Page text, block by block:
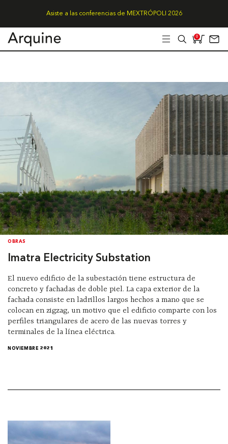
Asiste a las conferencias de MEXTRÓPOLI 2026
0
OBRAS
Imatra Electricity Substation
El nuevo edificio de la subestación tiene estructura de
concreto y fachadas de doble piel. La capa exterior de la
fachada consiste en ladrillos largos hechos a mano que se
colocan en zigzag, un motivo que el edificio comparte con los
perfiles triangulares de acero de las nuevas torres y
terminales de la línea eléctrica.
NOVIEMBRE 2021